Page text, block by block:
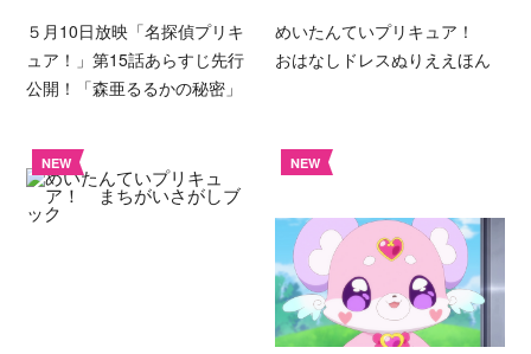
５月10日放映「名探偵プリキ
ュア！」第15話あらすじ先行
公開！「森亜るるかの秘密」
めいたんていプリキュア！
おはなしドレスぬりええほん
NEW NEW